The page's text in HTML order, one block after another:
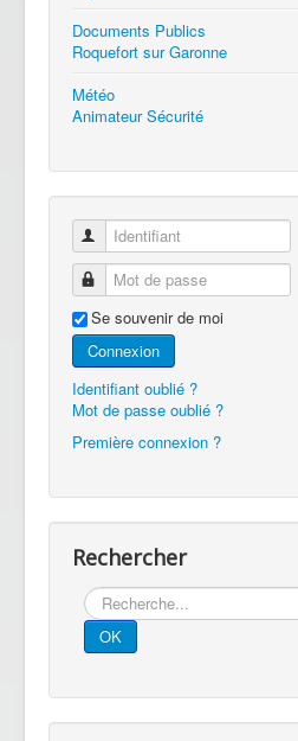
Documents Publics
Roquefort sur Garonne
Météo
Animateur Sécurité
Identifiant
Mot de passe
Se souvenir de moi
Connexion
Identifiant oublié ?
Mot de passe oublié ?
Première connexion ?
Rechercher
Rechercher
OK